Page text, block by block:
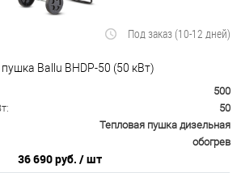
Под заказ (10-12 дней)
Ballu BHDP-50 (50 кВт)
500
50
Тепловая пушка дизельная
обогрев
36 690 руб. / шт